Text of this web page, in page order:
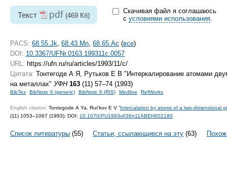
Текст pdf (469 Кб)
Скачивая файл я соглашаюсь
с условиями использования.
PACS: 68.55.Jk 68.43.Mn 68.65.Ac (все)
DOI: 10.3367/UFNr.0163.199311c.0057
URL: https://ufn.ru/ru/articles/1993/11/c/
Цитата: Тонтегоде А Я, Рутьков Е В "Интеркалирование атомами
на металлах" УФН 163 (11) 57–74 (1993)
BibTex BibNote ® (generic) BibNote ® (RIS) Medline RefWorks
English citation: Tontegode A Ya, Rut’kov E V “Intercalation by atoms of a two-dimensional
(11) 1053–1067 (1993); DOI: 10.1070/PU1993v036n11ABEH002180
Список литературы (55) Статьи, ссылающиеся на эту (63)